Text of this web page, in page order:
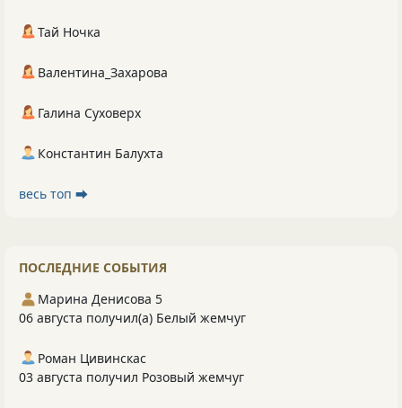
Тай Ночка
Валентина_Захарова
Галина Суховерх
Константин Балухта
весь топ ⮕
ПОСЛЕДНИЕ СОБЫТИЯ
Марина Денисова 5
06 августа получил(а) Белый жемчуг
Роман Цивинскас
03 августа получил Розовый жемчуг